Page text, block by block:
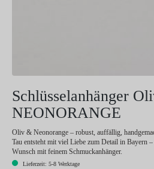
Schlüsselanhänger
NEONORANGE
Oliv & Neonorange – robust, auffällig,
Tau entsteht mit viel Liebe zum Detail in Bayern
Wunsch mit feinem Schmuckanhänger.
Lieferzeit: 5-8 Werktage